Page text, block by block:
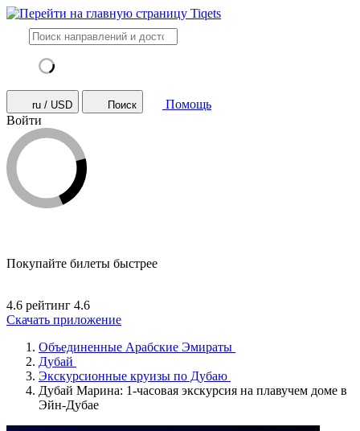
ru / USD Поиск
Помощь
Войти
Покупайте билеты быстрее
4.6 рейтинг 4.6
Скачать приложение
Объединенные Арабские Эмираты
Дубай
Экскурсионные круизы по Дубаю
Дубай Марина: 1-часовая экскурсия на плавучем доме в
Эйн-Дубае